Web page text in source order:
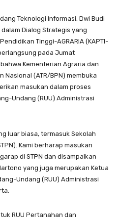
Teknologi Informasi, Dwi Budi
Dialog Strategis yang
Tinggi-AGRARIA (KAPTI-
pada Jumat
Kementerian Agraria dan
Nasional (ATR/BPN) membuka
masukan dalam proses
Undang (RUU) Administrasi
luar biasa, termasuk Sekolah
Kami berharap masukan
di STPN dan disampaikan
yang juga merupakan Ketua
Undang (RUU) Administrasi
RUU Pertanahan dan